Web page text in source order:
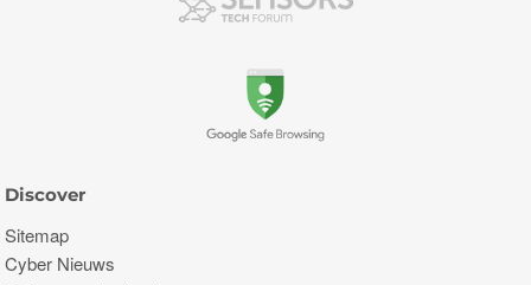
Discover
Sitemap
Cyber ​​Nieuws